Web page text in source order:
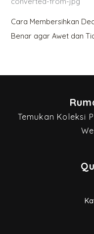
Cara Membersihkan
Benar agar Awet dan
Temukan Koleksi